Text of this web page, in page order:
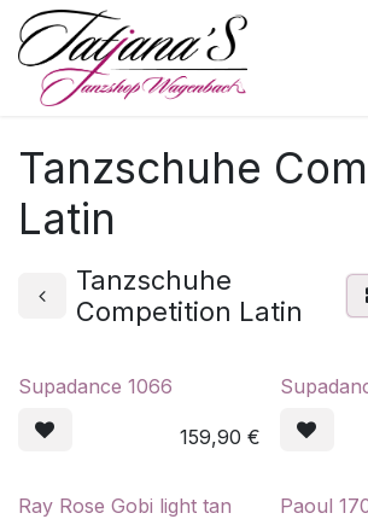
Zum Inhalt springen
Tanzschuhe
Latin
Tanzschuhe
Competition Latin
Supadance 1066
159,90 €
Ray Rose Gobi light tan Paoul